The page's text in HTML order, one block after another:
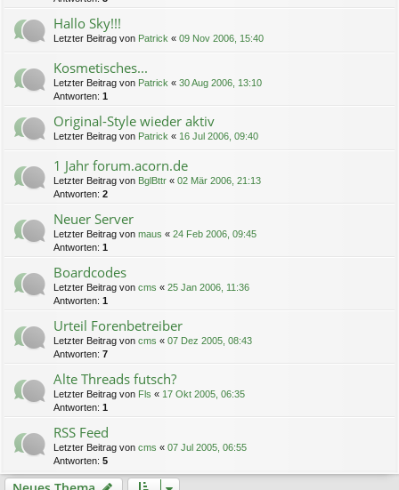
Hallo Sky!!!
Letzter Beitrag von Patrick « 09 Nov 2006, 15:40
Kosmetisches...
Letzter Beitrag von Patrick « 30 Aug 2006, 13:10
Antworten: 1
Original-Style wieder aktiv
Letzter Beitrag von Patrick « 16 Jul 2006, 09:40
1 Jahr forum.acorn.de
Letzter Beitrag von BglBttr « 02 Mär 2006, 21:13
Antworten: 2
Neuer Server
Letzter Beitrag von maus « 24 Feb 2006, 09:45
Antworten: 1
Boardcodes
Letzter Beitrag von cms « 25 Jan 2006, 11:36
Antworten: 1
Urteil Forenbetreiber
Letzter Beitrag von cms « 07 Dez 2005, 08:43
Antworten: 7
Alte Threads futsch?
Letzter Beitrag von Fls « 17 Okt 2005, 06:35
Antworten: 1
RSS Feed
Letzter Beitrag von cms « 07 Jul 2005, 06:55
Antworten: 5